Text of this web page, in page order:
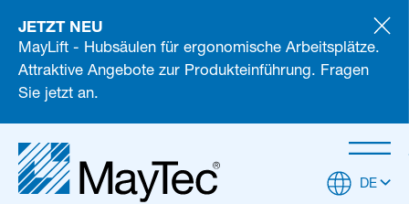
JETZT NEU
MayLift - Hubsäulen für ergonomische Arbeitsplätze.
Attraktive Angebote zur Produkteinführung. Fragen
Sie jetzt an.
DE